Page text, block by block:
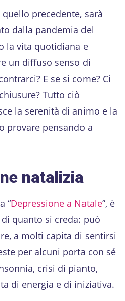
quello precedente, sarà
dalla pandemia del
la vita quotidiana e
un diffuso senso di
E se si come? Ci
Tutto ciò
la serenità di animo e la
provare pensando a
natalizia
“Depressione a Natale”, è
quanto si creda: può
a molti capita di sentirsi
per alcuni porta con sé
crisi di pianto,
di energia e di iniziativa.